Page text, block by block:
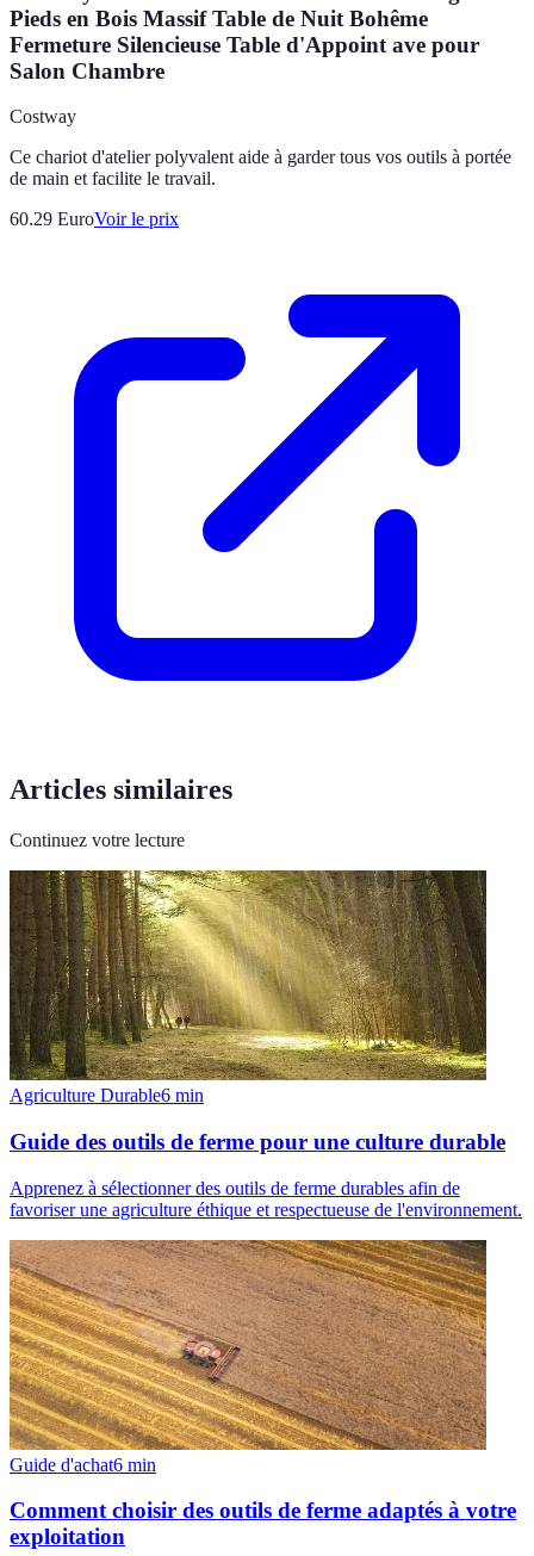
Pieds en Bois Massif Table de Nuit Bohême
Fermeture Silencieuse Table d'Appoint ave pour
Salon Chambre
Costway
Ce chariot d'atelier polyvalent aide à garder tous vos outils à portée
de main et facilite le travail.
60.29 EuroVoir le prix
Articles similaires
Continuez votre lecture
Agriculture Durable6 min
Guide des outils de ferme pour une culture durable
Apprenez à sélectionner des outils de ferme durables afin de
favoriser une agriculture éthique et respectueuse de l'environnement.
Guide d'achat6 min
Comment choisir des outils de ferme adaptés à votre
exploitation